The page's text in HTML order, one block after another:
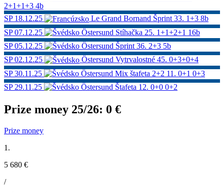
2+1+1+3 4b
SP 18.12.25 Le Grand Bornand Šprint 33. 1+3 8b
SP 07.12.25 Östersund Stíhačka 25. 1+1+2+1 16b
SP 05.12.25 Östersund Šprint 36. 2+3 5b
SP 02.12.25 Östersund Vytrvalostné 45. 0+3+0+4
SP 30.11.25 Östersund Mix štafeta 2+2 11. 0+1 0+3
SP 29.11.25 Östersund Štafeta 12. 0+0 0+2
Prize money 25/26: 0 €
Prize money
1.
5 680 €
/